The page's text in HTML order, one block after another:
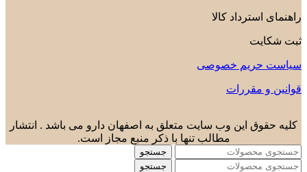
راهنمای استرداد کالا
ثبت شکایت
سیاست حریم خصوصی
قوانین و مقررات
کلیه حقوق این وب سایت متعلق به اصفهان دارو می باشد . انتشار
مطالب تنها با ذکر منبع مجاز است.
جستجو
جستجو